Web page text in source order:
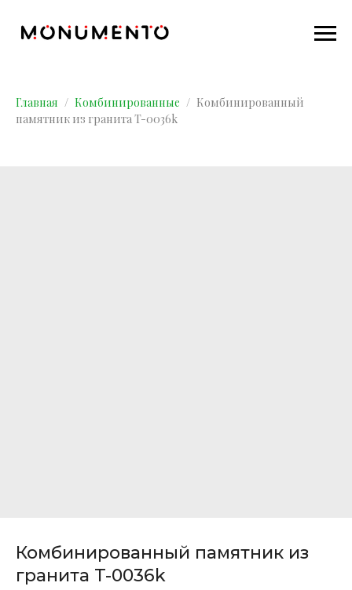
Главная Комбинированные
Комбинированный
памятник из гранита T-0036k
Комбинированный памятник из
гранита T-0036k